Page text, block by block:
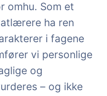
omhu. Som et
ha ren
i fagene
vi personlige
og
– og ikke